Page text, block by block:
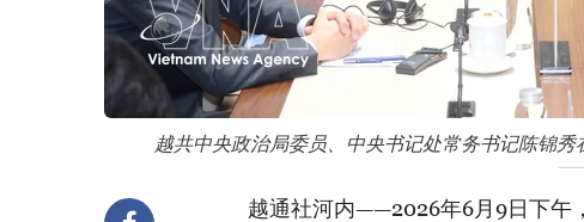
越共中央政治局委员、中央书记处常务书记陈锦
越通社河内——2026年6月9日下午